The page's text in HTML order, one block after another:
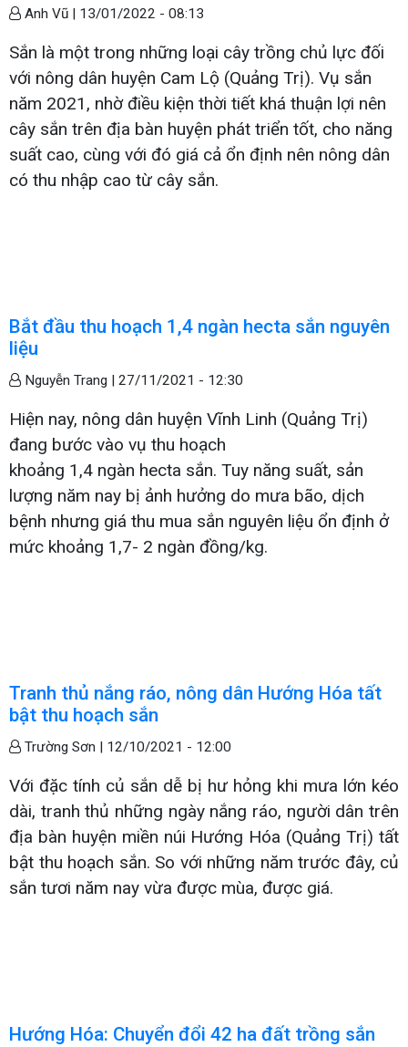
Anh Vũ | 13/01/2022 - 08:13
Sắn là một trong những loại cây trồng chủ lực đối
với nông dân huyện Cam Lộ (Quảng Trị). Vụ sắn
năm 2021, nhờ điều kiện thời tiết khá thuận lợi nên
cây sắn trên địa bàn huyện phát triển tốt, cho năng
suất cao, cùng với đó giá cả ổn định nên nông dân
có thu nhập cao từ cây sắn.
Bắt đầu thu hoạch 1,4 ngàn hecta sắn nguyên
liệu
Nguyễn Trang | 27/11/2021 - 12:30
Hiện nay, nông dân huyện Vĩnh Linh (Quảng Trị)
đang bước vào vụ thu hoạch
khoảng 1,4 ngàn hecta sắn. Tuy năng suất, sản
lượng năm nay bị ảnh hưởng do mưa bão, dịch
bệnh nhưng giá thu mua sắn nguyên liệu ổn định ở
mức khoảng 1,7- 2 ngàn đồng/kg.
Tranh thủ nắng ráo, nông dân Hướng Hóa tất
bật thu hoạch sắn
Trường Sơn | 12/10/2021 - 12:00
Với đặc tính củ sắn dễ bị hư hỏng khi mưa lớn kéo
dài, tranh thủ những ngày nắng ráo, người dân trên
địa bàn huyện miền núi Hướng Hóa (Quảng Trị) tất
bật thu hoạch sắn. So với những năm trước đây, củ
sắn tươi năm nay vừa được mùa, được giá.
Hướng Hóa: Chuyển đổi 42 ha đất trồng sắn